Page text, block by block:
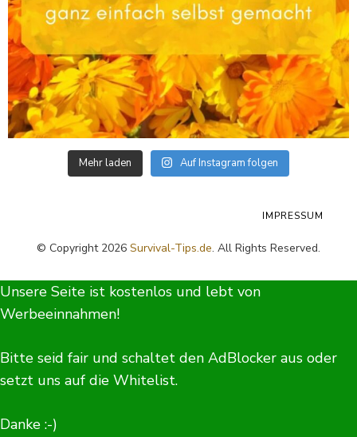
Mehr laden Auf Instagram folgen
© Copyright 2026 Survival-Tips.de. All Rights Reserved.
IMPRESSUM
Unsere Seite ist kostenlos und lebt von
Werbeeinnahmen!
Bitte seid fair und schaltet den AdBlocker aus oder
setzt uns auf die Whitelist.
Danke :-)